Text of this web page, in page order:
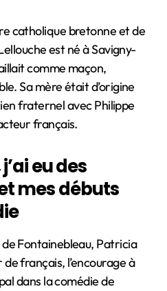
catholique bretonne et de
est né à Savigny-
comme maçon,
Sa mère était d’origine
fraternel avec Philippe
français.
eu des
mes débuts
Fontainebleau, Patricia
français, l’encourage à
dans la comédie de